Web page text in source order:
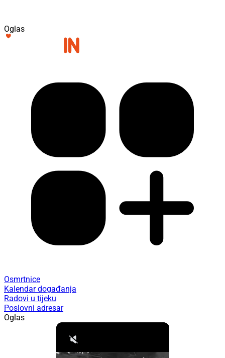
Oglas
Osmrtnice
Kalendar događanja
Radovi u tijeku
Poslovni adresar
Oglas